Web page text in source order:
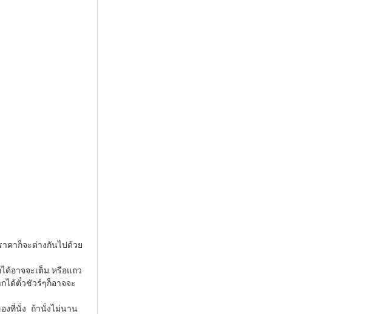
คาก็จะต่างกันไปด้วย
ด้อาจจะเต็ม หรือแถว
ได้ตั๋วชัวร์ๆก็อาจจะ
งที่นั่ง  ถ้านั่งไม่นาน